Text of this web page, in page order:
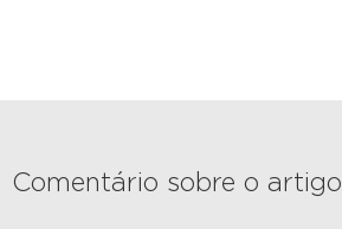
Comentário sobre o artigo